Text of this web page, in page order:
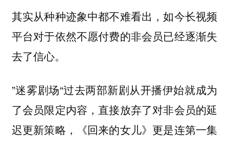
其实从种种迹象中都不难看出，如今长视频
平台对于依然不愿付费的非会员已经逐渐失
去了信心。
”迷雾剧场“过去两部新剧从开播伊始就成为
了会员限定内容，直接放弃了对非会员的延
迟更新策略，《回来的女儿》更是连第一集